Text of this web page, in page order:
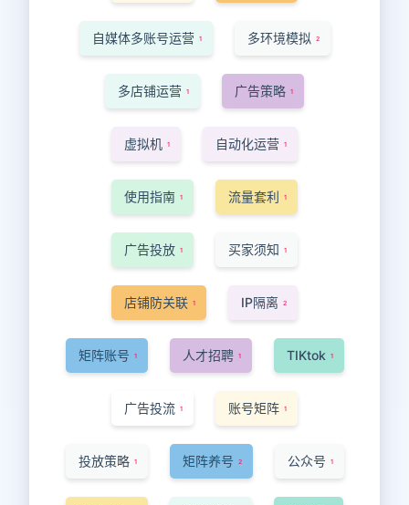
自媒体多账号运营 1 多环境模拟 2
多店铺运营 1 广告策略 1
虚拟机 1 自动化运营 1
使用指南 1 流量套利 1
广告投放 1 买家须知 1
店铺防关联 1 IP隔离 2
矩阵账号 1 人才招聘 1 TIKtok 1
广告投流 1 账号矩阵 1
投放策略 1 矩阵养号 2 公众号 1